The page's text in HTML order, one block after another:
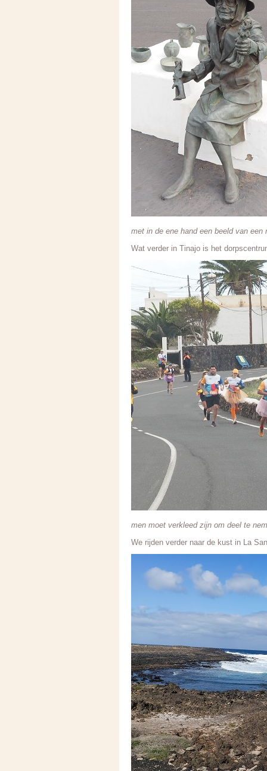
met in de ene hand een beeld van
Wat verder in Tinajo is het
men moet verkleed zijn om deel te
We rijden verder naar de kust in La